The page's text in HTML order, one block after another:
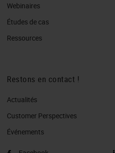
Webinaires
Études de cas
Ressources
Restons en contact !
Actualités
Customer Perspectives​
Événements